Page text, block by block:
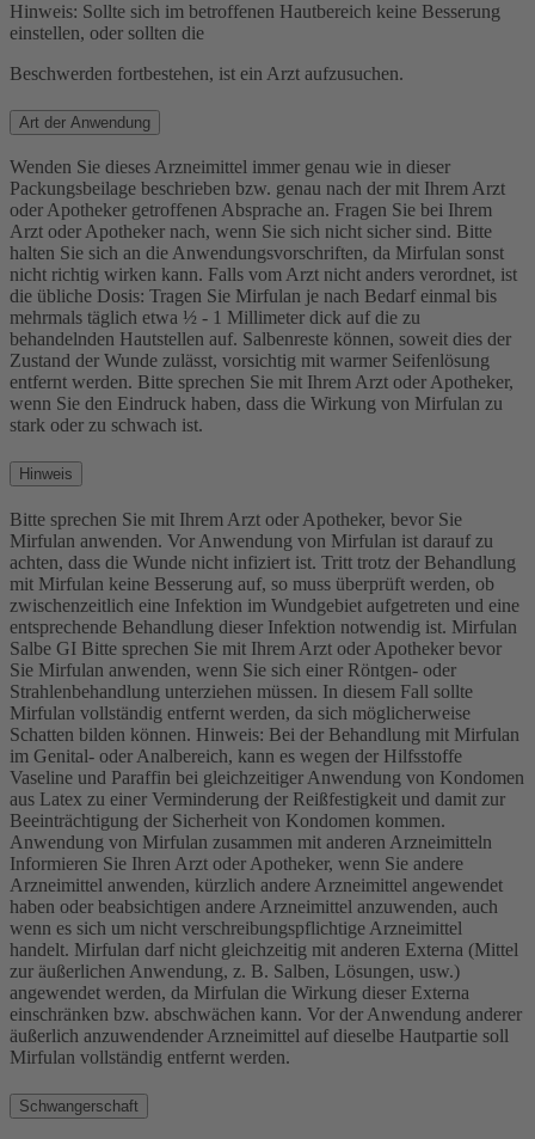
Hinweis: Sollte sich im betroffenen Hautbereich keine Besserung
einstellen, oder sollten die
Beschwerden fortbestehen, ist ein Arzt aufzusuchen.
Art der Anwendung
Wenden Sie dieses Arzneimittel immer genau wie in dieser
Packungsbeilage beschrieben bzw. genau nach der mit Ihrem Arzt
oder Apotheker getroffenen Absprache an. Fragen Sie bei Ihrem
Arzt oder Apotheker nach, wenn Sie sich nicht sicher sind. Bitte
halten Sie sich an die Anwendungsvorschriften, da Mirfulan sonst
nicht richtig wirken kann. Falls vom Arzt nicht anders verordnet, ist
die übliche Dosis: Tragen Sie Mirfulan je nach Bedarf einmal bis
mehrmals täglich etwa ½ - 1 Millimeter dick auf die zu
behandelnden Hautstellen auf. Salbenreste können, soweit dies der
Zustand der Wunde zulässt, vorsichtig mit warmer Seifenlösung
entfernt werden. Bitte sprechen Sie mit Ihrem Arzt oder Apotheker,
wenn Sie den Eindruck haben, dass die Wirkung von Mirfulan zu
stark oder zu schwach ist.
Hinweis
Bitte sprechen Sie mit Ihrem Arzt oder Apotheker, bevor Sie
Mirfulan anwenden. Vor Anwendung von Mirfulan ist darauf zu
achten, dass die Wunde nicht infiziert ist. Tritt trotz der Behandlung
mit Mirfulan keine Besserung auf, so muss überprüft werden, ob
zwischenzeitlich eine Infektion im Wundgebiet aufgetreten und eine
entsprechende Behandlung dieser Infektion notwendig ist. Mirfulan
Salbe GI Bitte sprechen Sie mit Ihrem Arzt oder Apotheker bevor
Sie Mirfulan anwenden, wenn Sie sich einer Röntgen- oder
Strahlenbehandlung unterziehen müssen. In diesem Fall sollte
Mirfulan vollständig entfernt werden, da sich möglicherweise
Schatten bilden können. Hinweis: Bei der Behandlung mit Mirfulan
im Genital- oder Analbereich, kann es wegen der Hilfsstoffe
Vaseline und Paraffin bei gleichzeitiger Anwendung von Kondomen
aus Latex zu einer Verminderung der Reißfestigkeit und damit zur
Beeinträchtigung der Sicherheit von Kondomen kommen.
Anwendung von Mirfulan zusammen mit anderen Arzneimitteln
Informieren Sie Ihren Arzt oder Apotheker, wenn Sie andere
Arzneimittel anwenden, kürzlich andere Arzneimittel angewendet
haben oder beabsichtigen andere Arzneimittel anzuwenden, auch
wenn es sich um nicht verschreibungspflichtige Arzneimittel
handelt. Mirfulan darf nicht gleichzeitig mit anderen Externa (Mittel
zur äußerlichen Anwendung, z. B. Salben, Lösungen, usw.)
angewendet werden, da Mirfulan die Wirkung dieser Externa
einschränken bzw. abschwächen kann. Vor der Anwendung anderer
äußerlich anzuwendender Arzneimittel auf dieselbe Hautpartie soll
Mirfulan vollständig entfernt werden.
Schwangerschaft